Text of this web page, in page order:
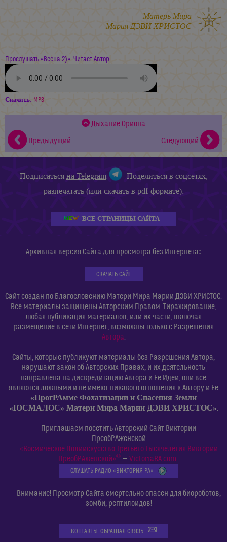
Матерь Мира
Мария ДЭВИ ХРИСТОС
Прослушать «Весна 2)». Читает Автор
Скачать: MP3
Дыхание Ориона
Предыдущий
Следующий
Подписатьсяна Telegram
Поделиться в соцсетях,
разпечатать (или скачать в pdf-формате):
ВСЕ СТРАНИЦЫ САЙТА
Архивная версия Сайта для просмотра без Интернета:
СКАЧАТЬ САЙТ
Сайт создан по Благословению Матери Мира Марии ДЭВИ ХРИСТОС.
Все материалы защищены Авторским Правом. Тиражирование,
любая публикация материалов, или их части, включая
размещение в сети Интернет, возможны только с Разрешения
Автора.
Сайты, которые публикуют материалы без Разрешения Автора,
нарушают закон об Авторских Правах, и их деятельность
направлена на дискредитацию Автора и Её Идеи, они все
являются ложными и не имеют никакого отношения к Автору и Её
«ПрогРАмме Фохатизации и Спасения Земли
«ЮСМАЛОС» Матери Мира Марии ДЭВИ ХРИСТОС».
Приглашаем посетить Авторский Сайт Виктории
ПреобРАженской
«Космическое Полиискусство Третьего Тысячелетия Виктории
ПреобРАженской»©— VictoriaRA.com
СЛУШАТЬ РАДИО «ВИКТОРИЯ РА»
Внимание! Просмотр Сайта смертельно опасен для биороботов,
зомби, рептилоидов!
КОНТАКТЫ. ОБРАТНАЯ СВЯЗЬ